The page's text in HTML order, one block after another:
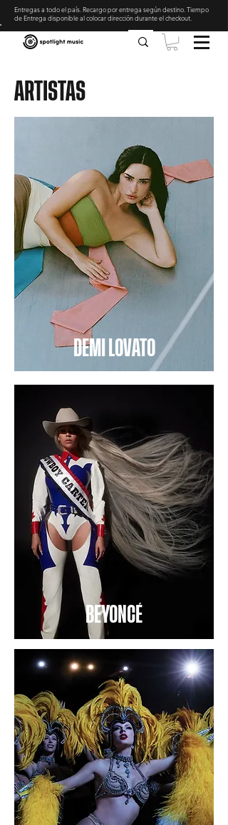
Entregas a todo el país. Recargo por entrega según destino. Tiempo
de Entrega disponible al colocar dirección durante el checkout
ARTISTAS
DEMI LOVATO
BEYONCÉ